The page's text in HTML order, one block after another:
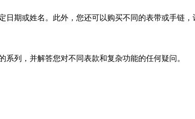
期或姓名。此外，您还可以购买不同的表带或手链，
列，并解答您对不同表款和复杂功能的任何疑问。